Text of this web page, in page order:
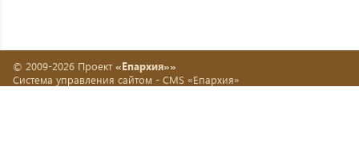
© 2009-2026 Проект «Епархия»»
Система управления сайтом - CMS «Епархия»